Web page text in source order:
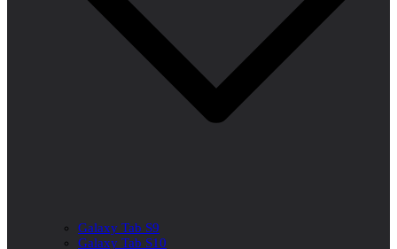
Galaxy Tab S9
Galaxy Tab S10